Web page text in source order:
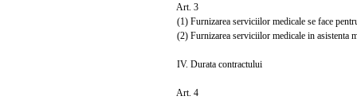
Art. 3
(1) Furnizarea serviciilor medicale se face
(2) Furnizarea serviciilor medicale in asistenta
IV. Durata contractului
Art. 4